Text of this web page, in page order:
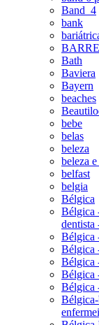
Band_4
bank
Bath
Baviera
Bayern
beaches
bebe
belas
beleza
beleza
belfast
belgia
Bélgica
Bélgica
dentista
Bélgica
Bélgica
Bélgica
Bélgica
Bélgica